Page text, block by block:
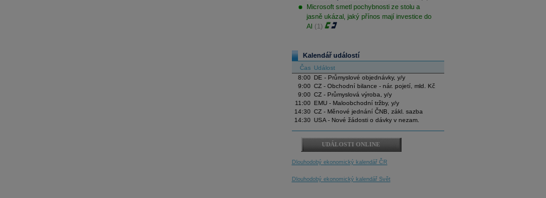
Microsoft smetl pochybnosti ze stolu a
jasně ukázal, jaký přínos mají investice do
AI (1)
Kalendář událostí
Čas Událost
8:00
DE - Průmyslové objednávky, y/y
9:00 CZ - Obchodní bilance - nár. pojetí, mld. Kč
9:00 CZ - Průmyslová výroba, y/y
11:00
EMU - Maloobchodní tržby, y/y
14:30 CZ - Měnové jednání ČNB, zákl. sazba
14:30 USA - Nové žádosti o dávky v nezam.
UDÁLOSTI ONLINE
Dlouhodobý ekonomický kalendář ČR
Dlouhodobý ekonomický kalendář Svět